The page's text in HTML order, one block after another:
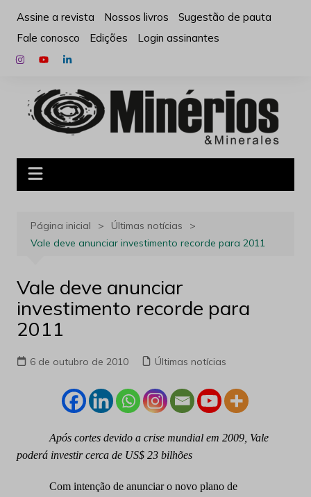
para
conteúdo
Assine a revista Nossos livros
Sugestão de pauta
Fale conosco
Edições Login assinantes
Página inicial
Últimas notícias
Vale deve anunciar investimento recorde para 2011
Vale deve anunciar
investimento recorde para
2011
6 de outubro de 2010 Últimas notícias
Após cortes devido a crise mundial em 2009, Vale
poderá investir cerca de US$ 23 bilhões
Com intenção de anunciar o novo plano de